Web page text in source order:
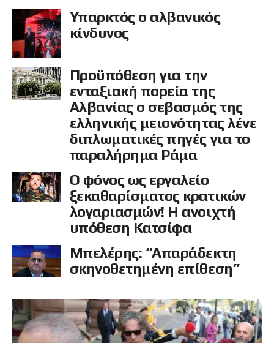
Υπαρκτός ο αλβανικός
κίνδυνος
Προϋπόθεση για την
ενταξιακή πορεία της
Αλβανίας ο σεβασμός της
ελληνικής μειονότητας λένε
διπλωματικές πηγές για το
παραλήρημα Ράμα
Ο φόνος ως εργαλείο
ξεκαθαρίσματος κρατικών
λογαριασμών! Η ανοιχτή
υπόθεση Κατσίφα
Μπελέρης: “Απαράδεκτη
σκηνοθετημένη επίθεση”